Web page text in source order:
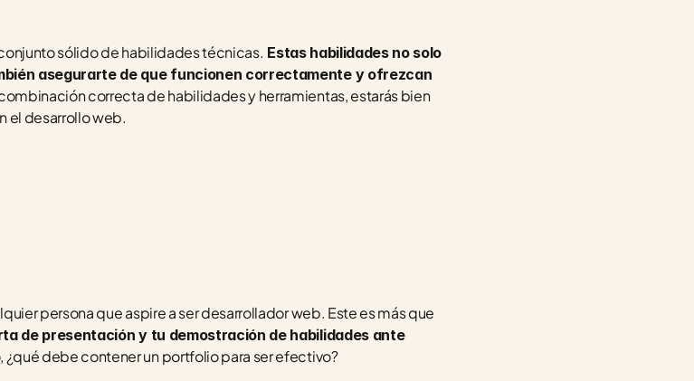
sólido de habilidades técnicas. Estas habilidades no solo
asegurarte de que funcionen correctamente y ofrezcan
correcta de habilidades y herramientas, estarás bien
el desarrollo web.
persona que aspire a ser desarrollador web. Este es más que
de presentación y tu demostración de habilidades ante
¿qué debe contener un portfolio para ser efectivo?